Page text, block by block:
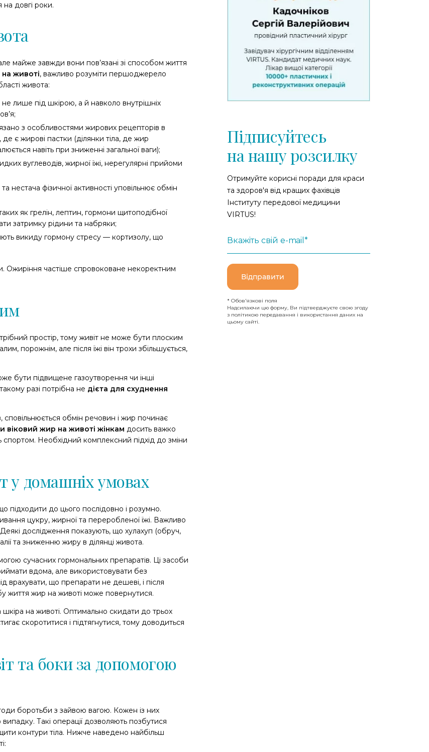
на довгі роки.
майже завжди вони пов’язані зі способом життя
животі, важливо розуміти першоджерело
живота:
лише під шкірою, а й навколо внутрішніх
з особливостями жирових рецепторів в
є жирові пастки (ділянки тіла, де жир
навіть при зниженні загальної ваги);
вуглеводів, жирної їжі, нерегулярні прийоми
нестача фізичної активності уповільнює обмін
як грелін, лептин, гормони щитоподібної
затримку рідини та набряки;
викиду гормону стресу — кортизолу, що
Ожиріння частіше спровоковане некоректним
простір, тому живіт не може бути плоским
порожнім, але після їжі він трохи збільшується,
бути підвищене газоутворення чи інші
разі потрібна не дієта для схуднення
сповільнюється обмін речовин і жир починає
віковий жир на животі жінкам досить важко
спортом. Необхідний комплексний підхід до зміни
у домашніх умовах
підходити до цього послідовно і розумно.
цукру, жирної та переробленої їжі. Важливо
дослідження показують, що хулахуп (обруч,
та зниженню жиру в ділянці живота.
сучасних гормональних препаратів. Ці засоби
вдома, але використовувати без
що препарати не дешеві, і після
життя жир на животі може повернутися.
на животі. Оптимально скидати до трьох
скоротитися і підтягнутися, тому доводиться
та боки за допомогою
боротьби з зайвою вагою. Кожен із них
Такі операції дозволяють позбутися
контури тіла. Нижче наведено найбільш
Підписуйтесь
на нашу розсилку
Отримуйте корисні поради для краси
та здоров'я від кращих фахівців
Інституту передової медицини
VIRTUS!
Вкажіть свій e-mail*
Відправити
* Обов'язкові поля
Надсилаючи цю форму, Ви підтверджуєте свою згоду
з політикою передавання і використання даних на
цьому сайті.